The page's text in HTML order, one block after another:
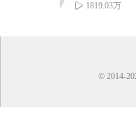
1819.03万
© 2014-